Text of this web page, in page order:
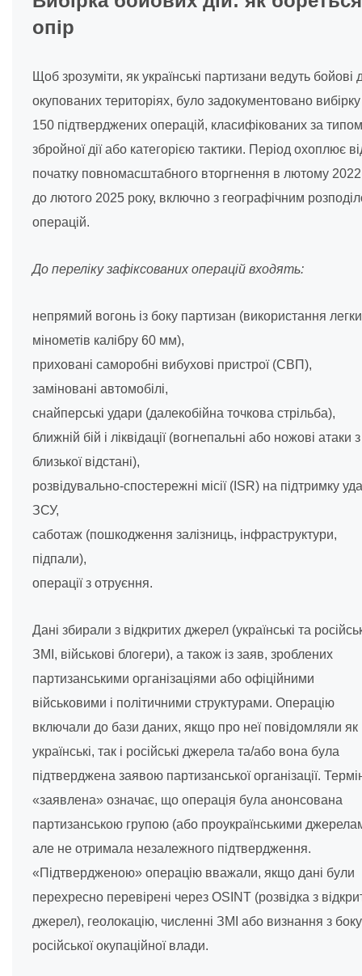
опір
Щоб зрозуміти, як українські партизани ведуть бойові
окупованих територіях, було задокументовано вибірку
150 підтверджених операцій, класифікованих за типом
збройної дії або категорією тактики. Період охоплює
початку повномасштабного вторгнення в лютому
до лютого 2025 року, включно з географічним
операцій.
До переліку зафіксованих операцій входять:
непрямий вогонь із боку партизан (використання
мінометів калібру 60 мм),
приховані саморобні вибухові пристрої (СВП),
заміновані автомобілі,
снайперські удари (далекобійна точкова стрільба),
ближній бій і ліквідації (вогнепальні або ножові атаки з
близької відстані),
розвідувально-спостережні місії (ISR) на підтримку
ЗСУ,
саботаж (пошкодження залізниць, інфраструктури,
підпали),
операції з отруєння.
Дані збирали з відкритих джерел (українські та
ЗМІ, військові блогери), а також із заяв, зроблених
партизанськими організаціями або офіційними
військовими і політичними структурами. Операцію
включали до бази даних, якщо про неї повідомляли як
українські, так і російські джерела та/або вона була
підтверджена заявою партизанської організації.
«заявлена» означає, що операція була анонсована
партизанською групою (або проукраїнськими
але не отримала незалежного підтвердження.
«Підтвердженою» операцію вважали, якщо дані були
перехресно перевірені через OSINT (розвідка з
джерел), геолокацію, численні ЗМІ або визнання з боку
російської окупаційної влади.